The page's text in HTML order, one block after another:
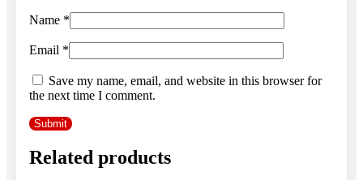
Name *
Email *
Save my name, email, and website in this browser for
the next time I comment.
Related products